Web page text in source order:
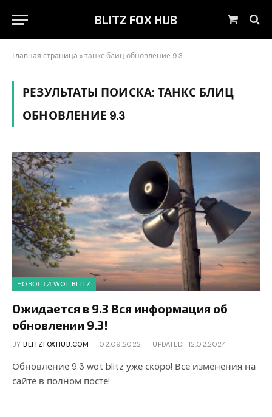
BLITZ FOX HUB
Cart
Главная страница »танкс блиц обновление 9.3
РЕЗУЛЬТАТЫ ПОИСКА: ТАНКС БЛИЦ
ОБНОВЛЕНИЕ 9.3
НОВОСТИ WOT BLITZ
Ожидается в 9.3 Вся информация об
обновлении 9.3!
BY BLITZFOXHUB.COM 02.09.2022 UPDATED: 12.02.2024
Обновление 9.3 wot blitz уже скоро! Все изменения на
сайте в полном посте!